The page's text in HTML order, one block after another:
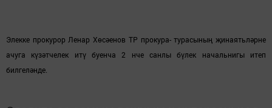
Элекке прокурор Ленар Хөсәенов ТР прокура- турасының җинаятьләрне
ачуга күзәтчелек итү буенча 2 нче санлы бүлек начальнигы итеп
билгеләнде.